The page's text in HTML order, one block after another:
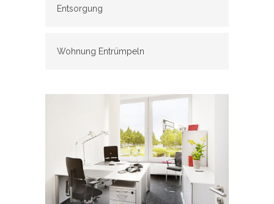
Entsorgung
Wohnung Entrümpeln